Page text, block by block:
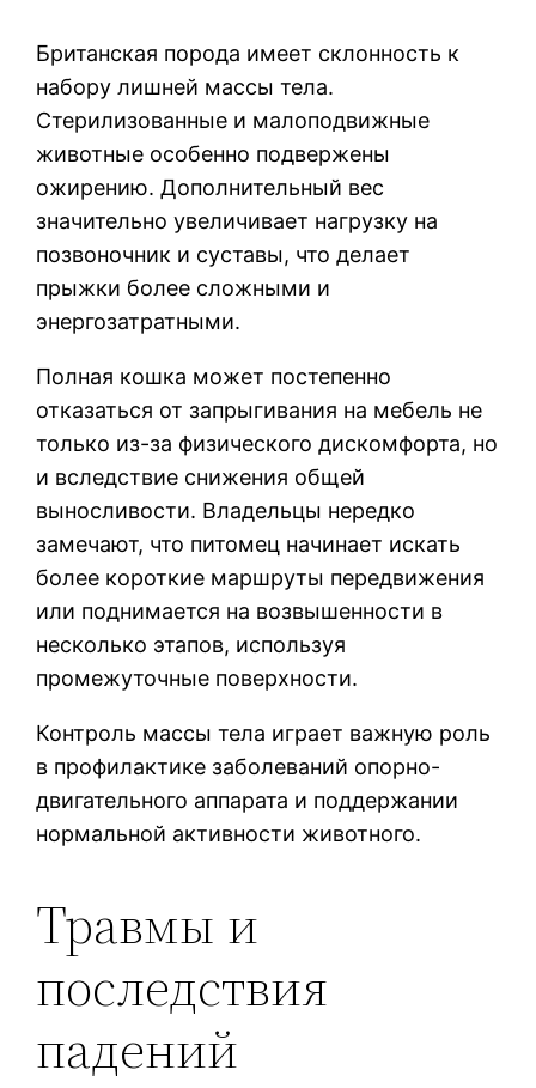
Британская порода имеет склонность к
набору лишней массы тела.
Стерилизованные и малоподвижные
животные особенно подвержены
ожирению. Дополнительный вес
значительно увеличивает нагрузку на
позвоночник и суставы, что делает
прыжки более сложными и
энергозатратными.
Полная кошка может постепенно
отказаться от запрыгивания на мебель не
только из-за физического дискомфорта, но
и вследствие снижения общей
выносливости. Владельцы нередко
замечают, что питомец начинает искать
более короткие маршруты передвижения
или поднимается на возвышенности в
несколько этапов, используя
промежуточные поверхности.
Контроль массы тела играет важную роль
в профилактике заболеваний опорно-
двигательного аппарата и поддержании
нормальной активности животного.
Травмы и
последствия
падений